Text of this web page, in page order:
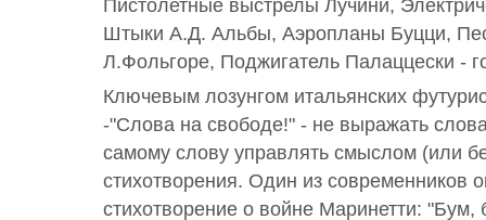
Пистолетные выстрелы Лучини,
Штыки А.Д. Альбы, Аэропланы Буцци,
Л.Фольгоре, Поджигатель Палаццески -
Ключевым лозунгом итальянских
-"Слова на свободе!" - не выражать
самому слову управлять смыслом (или
стихотворения. Один из современников
стихотворение о войне Маринетти: "Бум,